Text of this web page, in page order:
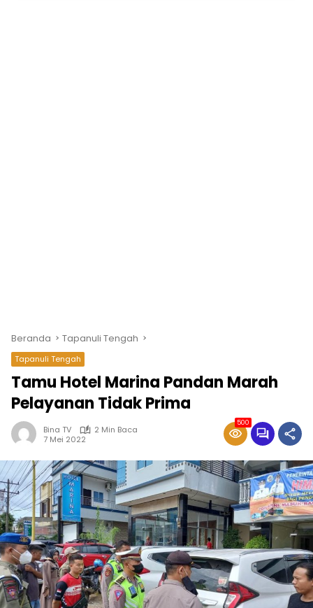
Beranda Tapanuli Tengah
Tapanuli Tengah
Tamu Hotel Marina Pandan Marah
Pelayanan Tidak Prima
Bina TV
2 Min Baca
7 Mei 2022
500